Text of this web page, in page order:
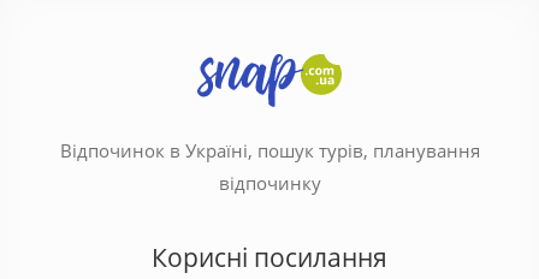
Відпочинок в Україні, пошук турів, планування
відпочинку
Корисні посилання